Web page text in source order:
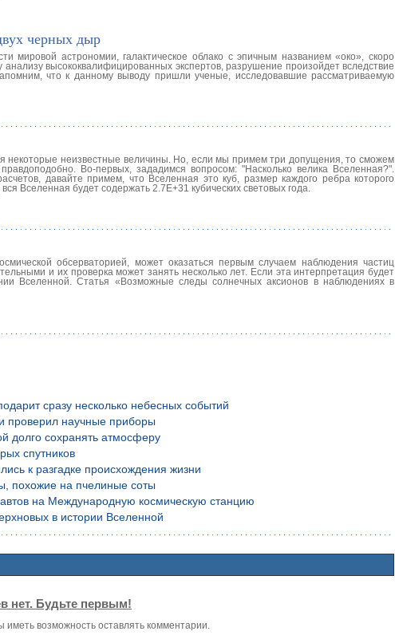
черных дыр
мировой астрономии, галактическое облако с эпичным названием «око», скоро
высококвалифицированных экспертов, разрушение произойдет вследствие
что к данному выводу пришли ученые, исследовавшие рассматриваемую
некоторые неизвестные величины. Но, если мы примем три допущения, то сможем
Во-первых, зададимся вопросом: "Насколько велика Вселенная?".
давайте примем, что Вселенная это куб, размер каждого ребра которого
Вселенная будет содержать 2.7E+31 кубических световых года.
обсерваторией, может оказаться первым случаем наблюдения частиц
и их проверка может занять несколько лет. Если эта интерпретация будет
Вселенной. Статья «Возможные следы солнечных аксионов в наблюдениях в
сразу несколько небесных событий
проверил научные приборы
долго сохранять атмосферу
спутников
к разгадке происхождения жизни
похожие на пчелиные соты
на Международную космическую станцию
в истории Вселенной
нет. Будьте первым!
иметь возможность оставлять комментарии.